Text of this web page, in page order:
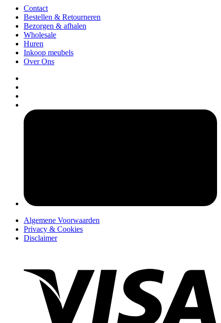
Contact
Bestellen & Retourneren
Bezorgen & afhalen
Wholesale
Huren
Inkoop meubels
Over Ons
Algemene Voorwaarden
Privacy & Cookies
Disclaimer